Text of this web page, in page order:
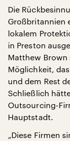
Die
Großbritannien
lokalem
in Preston
Matthew Brown
Möglichkeit,
und dem Rest
Schließlich
Outsourcing-
Hauptstadt.
„Diese Firmen